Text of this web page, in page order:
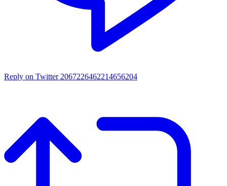
Reply on Twitter 2067226462214656204